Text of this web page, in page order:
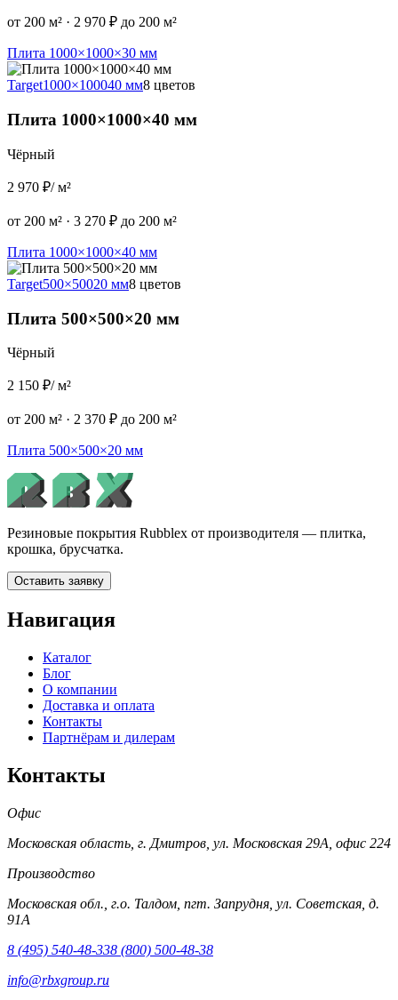
от 200 м² · 2 970 ₽ до 200 м²
Плита 1000×1000×30 мм
Target1000×100040 мм8 цветов
Плита 1000×1000×40 мм
Чёрный
2 970 ₽/ м²
от 200 м² · 3 270 ₽ до 200 м²
Плита 1000×1000×40 мм
Target500×50020 мм8 цветов
Плита 500×500×20 мм
Чёрный
2 150 ₽/ м²
от 200 м² · 2 370 ₽ до 200 м²
Плита 500×500×20 мм
Резиновые покрытия Rubblex от производителя — плитка,
крошка, брусчатка.
Оставить заявку
Навигация
Каталог
Блог
О компании
Доставка и оплата
Контакты
Партнёрам и дилерам
Контакты
Офис
Московская область, г. Дмитров, ул. Московская 29А, офис 224
Производство
Московская обл., г.о. Талдом, пгт. Запрудня, ул. Советская, д.
91А
8 (495) 540-48-338 (800) 500-48-38
info@rbxgroup.ru